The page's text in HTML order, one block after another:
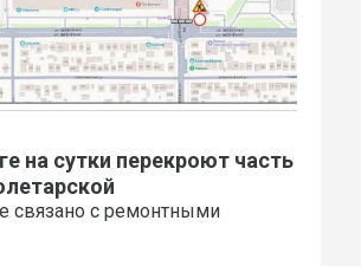
на сутки перекроют часть
связано с ремонтными